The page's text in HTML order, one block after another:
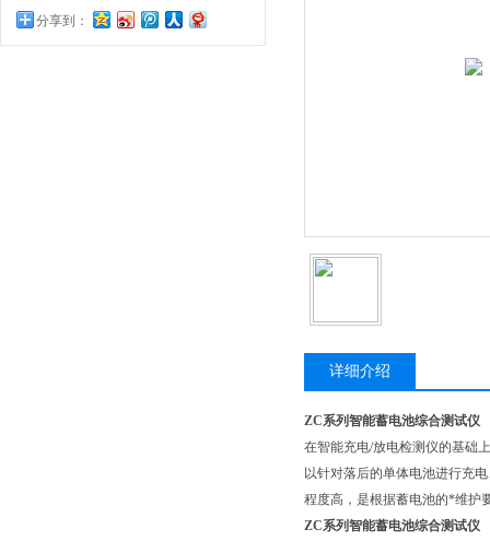
分享到：
0
详细介绍
ZC系列智能蓄电池综合测试仪
在智能充电/放电检测仪的基础
以针对落后的单体电池进行充
程度高，是根据蓄电池的*维护
ZC系列智能蓄电池综合测试仪